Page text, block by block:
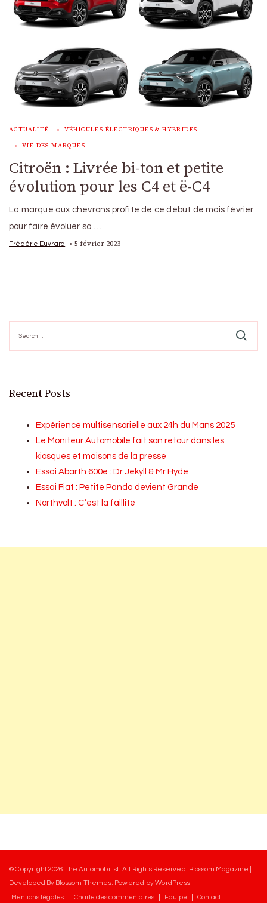
ACTUALITÉ VÉHICULES ÉLECTRIQUES & HYBRIDES
VIE DES MARQUES
Citroën : Livrée bi-ton et petite
évolution pour les C4 et ë-C4
La marque aux chevrons profite de ce début de mois février
pour faire évoluer sa …
Frédéric Euvrard 5 février 2023
for:
Recent Posts
Expérience multisensorielle aux 24h du Mans 2025
Le Moniteur Automobile fait son retour dans les
kiosques et maisons de la presse
Essai Abarth 600e : Dr Jekyll & Mr Hyde
Essai Fiat : Petite Panda devient Grande
Northvolt : C’est la faillite
© Copyright 2026The Automobilist. All Rights Reserved. Blossom Magazine |
Developed By Blossom Themes. Powered byWordPress
Mentions légales Charte des commentaires Equipe Contact